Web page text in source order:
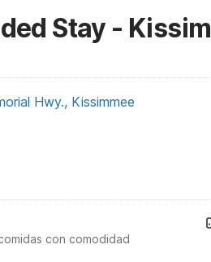
Stay -
Hwy., Kissimmee
con comodidad